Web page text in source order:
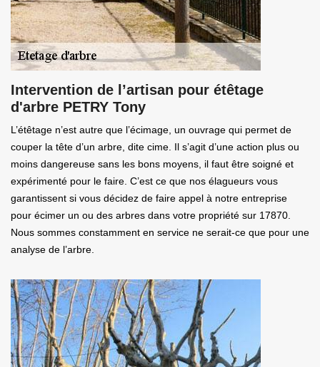
Intervention de l’artisan pour étêtage
d'arbre PETRY Tony
L’étêtage n’est autre que l’écimage, un ouvrage qui permet de
couper la tête d’un arbre, dite cime. Il s’agit d’une action plus ou
moins dangereuse sans les bons moyens, il faut être soigné et
expérimenté pour le faire. C’est ce que nos élagueurs vous
garantissent si vous décidez de faire appel à notre entreprise
pour écimer un ou des arbres dans votre propriété sur 17870.
Nous sommes constamment en service ne serait-ce que pour une
analyse de l’arbre.